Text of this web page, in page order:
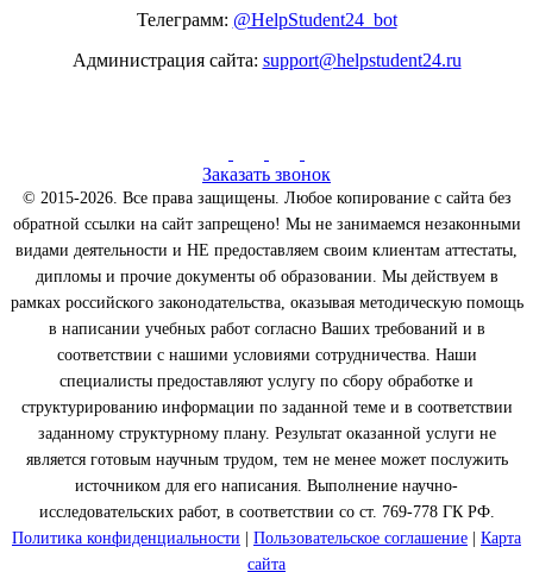
Телеграмм: @HelpStudent24_bot
Администрация сайта: support@helpstudent24.ru
Заказать звонок
© 2015-2026. Все права защищены. Любое копирование с сайта без
обратной ссылки на сайт запрещено! Мы не занимаемся незаконными
видами деятельности и НЕ предоставляем своим клиентам аттестаты,
дипломы и прочие документы об образовании. Мы действуем в
рамках российского законодательства, оказывая методическую помощь
в написании учебных работ согласно Ваших требований и в
соответствии с нашими условиями сотрудничества. Наши
специалисты предоставляют услугу по сбору обработке и
структурированию информации по заданной теме и в соответствии
заданному структурному плану. Результат оказанной услуги не
является готовым научным трудом, тем не менее может послужить
источником для его написания. Выполнение научно-
исследовательских работ, в соответствии со ст. 769-778 ГК РФ.
Политика конфиденциальности
Пользовательское соглашение
Карта
сайта